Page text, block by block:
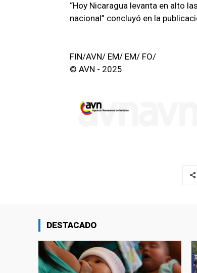
“Hoy Nicaragua levanta en alto
nacional” concluyó en la
FIN/AVN/ EM/ EM/ FO/
© AVN - 2025
DESTACADO